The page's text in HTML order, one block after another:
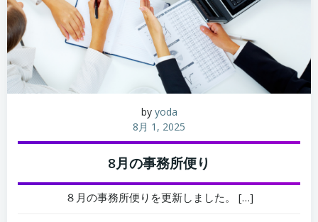
by yoda
8月 1, 2025
8月の事務所便り
８月の事務所便りを更新しました。 […]